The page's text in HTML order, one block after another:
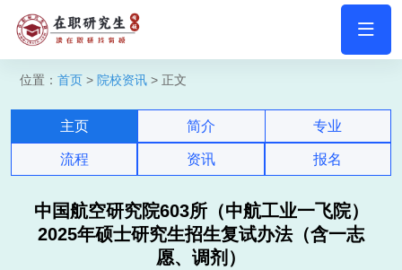
位置： 首页 > 院校资讯 > 正文
主页 简介 专业
流程 资讯 报名
中国航空研究院603所（中航工业一飞院）
2025年硕士研究生招生复试办法（含一志
愿、调剂）